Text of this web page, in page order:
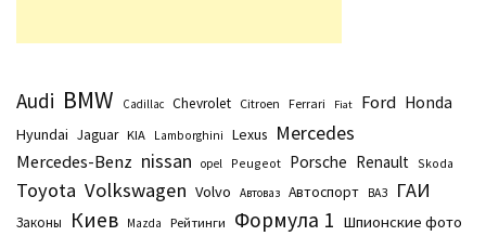
Audi BMW Cadillac Chevrolet Citroen Ferrari Fiat Ford Honda
Hyundai Jaguar KIA Lamborghini Lexus Mercedes
Mercedes-Benz nissan opel Peugeot Porsche Renault Skoda
Toyota Volkswagen Volvo Автоваз Автоспорт ВАЗ ГАИ
Законы Киев Маzda Рейтинги Формула 1 Шпионские фото